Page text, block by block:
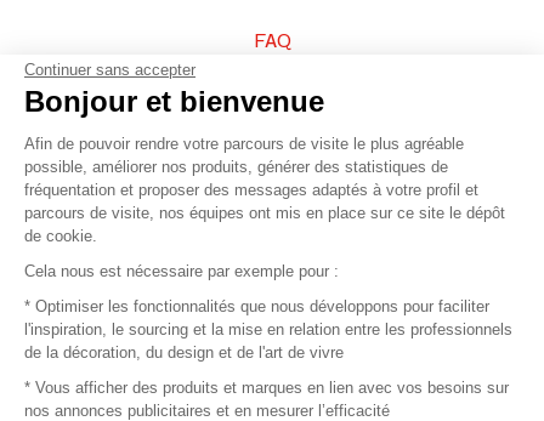
FAQ
Vendez vos produits
Plan du site
© 2016 –Organisation SAFI
Recrutement
Continuer sans accepter
Bonjour et bienvenue
Afin de pouvoir rendre votre parcours de visite le plus agréable
possible, améliorer nos produits, générer des statistiques de
fréquentation et proposer des messages adaptés à votre profil et
parcours de visite, nos équipes ont mis en place sur ce site le dépôt
de cookie.
Cela nous est nécessaire par exemple pour :
* Optimiser les fonctionnalités que nous développons pour faciliter
l'inspiration, le sourcing et la mise en relation entre les professionnels
de la décoration, du design et de l'art de vivre
* Vous afficher des produits et marques en lien avec vos besoins sur
nos annonces publicitaires et en mesurer l’efficacité